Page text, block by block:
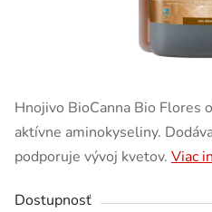
Hnojivo BioCanna Bio Flores
aktívne aminokyseliny.
podporuje vývoj kvetov. Viac
Dostupnosť